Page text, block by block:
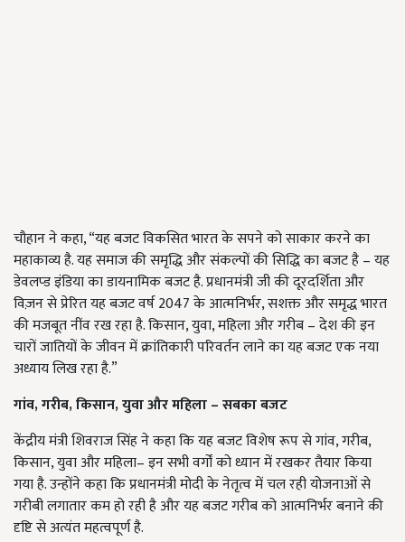
चौहान ने कहा, “यह बजट विकसित भारत के सपने को साकार करने का
महाकाव्य है. यह समाज की समृद्धि और संकल्पों की सिद्धि का बजट है – यह
डेवलप्ड इंडिया का डायनामिक बजट है. प्रधानमंत्री जी की दूरदर्शिता और
विज़न से प्रेरित यह बजट वर्ष 2047 के आत्मनिर्भर, सशक्त और समृद्ध भारत
की मजबूत नींव रख रहा है. किसान, युवा, महिला और गरीब – देश की इन
चारों जातियों के जीवन में क्रांतिकारी परिवर्तन लाने का यह बजट एक नया
अध्याय लिख रहा है.”
गांव, गरीब, किसान, युवा और महिला – सबका बजट
केंद्रीय मंत्री शिवराज सिंह ने कहा कि यह बजट विशेष रूप से गांव, गरीब,
किसान, युवा और महिला– इन सभी वर्गों को ध्यान में रखकर तैयार किया
गया है. उन्होंने कहा कि प्रधानमंत्री मोदी के नेतृत्व में चल रही योजनाओं से
गरीबी लगातार कम हो रही है और यह बजट गरीब को आत्मनिर्भर बनाने की
दृष्टि से अत्यंत महत्वपूर्ण है.